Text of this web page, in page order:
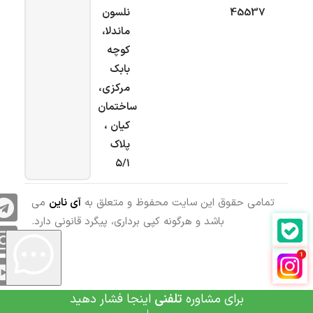
45537
نلسون
ماندلا،
کوچه
بابک
مرکزی،
ساختمان
کیان ،
پلاک
۵/۱
تمامی حقوق این سایت محفوظ و متعلق به آی ناین می
باشد و هرگونه کپی برداری، پیگرد قانونی دارد.
برای مشاوره تلفنی اینجا فشار دهید